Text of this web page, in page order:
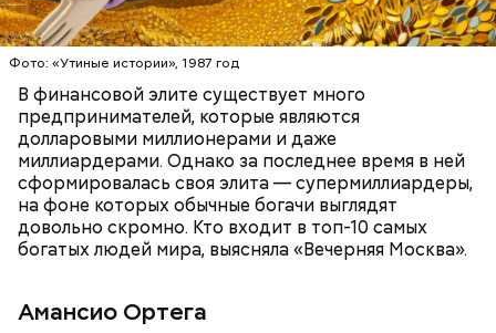
Фото: «Утиные истории», 1987 год
В финансовой элите существует много
предпринимателей, которые являются
долларовыми миллионерами и даже
миллиардерами. Однако за последнее время в ней
сформировалась своя элита — супермиллиардеры,
на фоне которых обычные богачи выглядят
довольно скромно. Кто входит в топ-10 самых
богатых людей мира, выясняла «Вечерняя Москва».
Амансио Ортега
Фото: Shutterstock